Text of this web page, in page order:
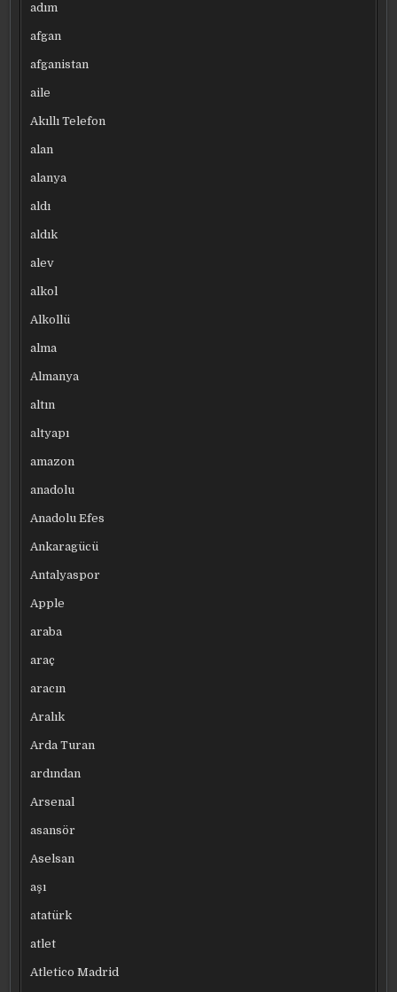
adım
afgan
afganistan
aile
Akıllı Telefon
alan
alanya
aldı
aldık
alev
alkol
Alkollü
alma
Almanya
altın
altyapı
amazon
anadolu
Anadolu Efes
Ankaragücü
Antalyaspor
Apple
araba
araç
aracın
Aralık
Arda Turan
ardından
Arsenal
asansör
Aselsan
aşı
atatürk
atlet
Atletico Madrid